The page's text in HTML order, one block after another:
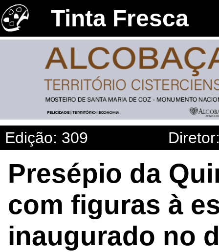
Tinta Fresca
Edição: 309
Presépio da
com figuras à
inaugurado no